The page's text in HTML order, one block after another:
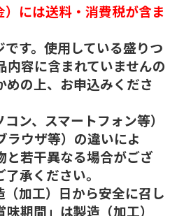
には送料・消費税が含ま
す。使用している盛りつ
内容に含まれていませんの
めの上、お申込みくださ
ン、スマートフォン等）
ラウザ等）の違いによ
と若干異なる場合がござ
承ください。
加工）日から安全に召し
期間」は製造（加工）